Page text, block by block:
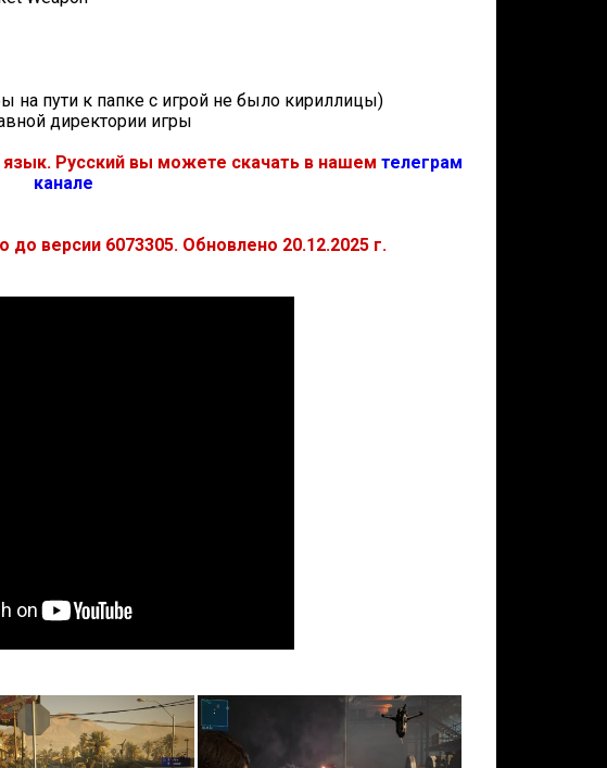
на пути к папке с игрой не было кириллицы)
директории игры
язык. Русский вы можете скачать в нашем телеграм
канале
до версии 6073305. Обновлено 20.12.2025 г.